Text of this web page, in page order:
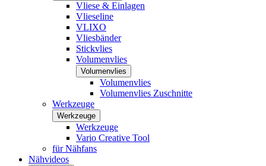
Vliese & Einlagen
Vlieseline
VLIXO
Vliesbänder
Stickvlies
Volumenvlies
Volumenvlies
Volumenvlies
Volumenvlies Zuschnitte
Werkzeuge
Werkzeuge
Werkzeuge
Vario Creative Tool
für Nähfans
Nähvideos